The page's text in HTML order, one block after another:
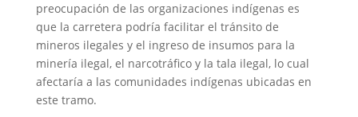
preocupación de las organizaciones indígenas es
que la carretera podría facilitar el tránsito de
mineros ilegales y el ingreso de insumos para la
minería ilegal, el narcotráfico y la tala ilegal, lo cual
afectaría a las comunidades indígenas ubicadas en
este tramo.